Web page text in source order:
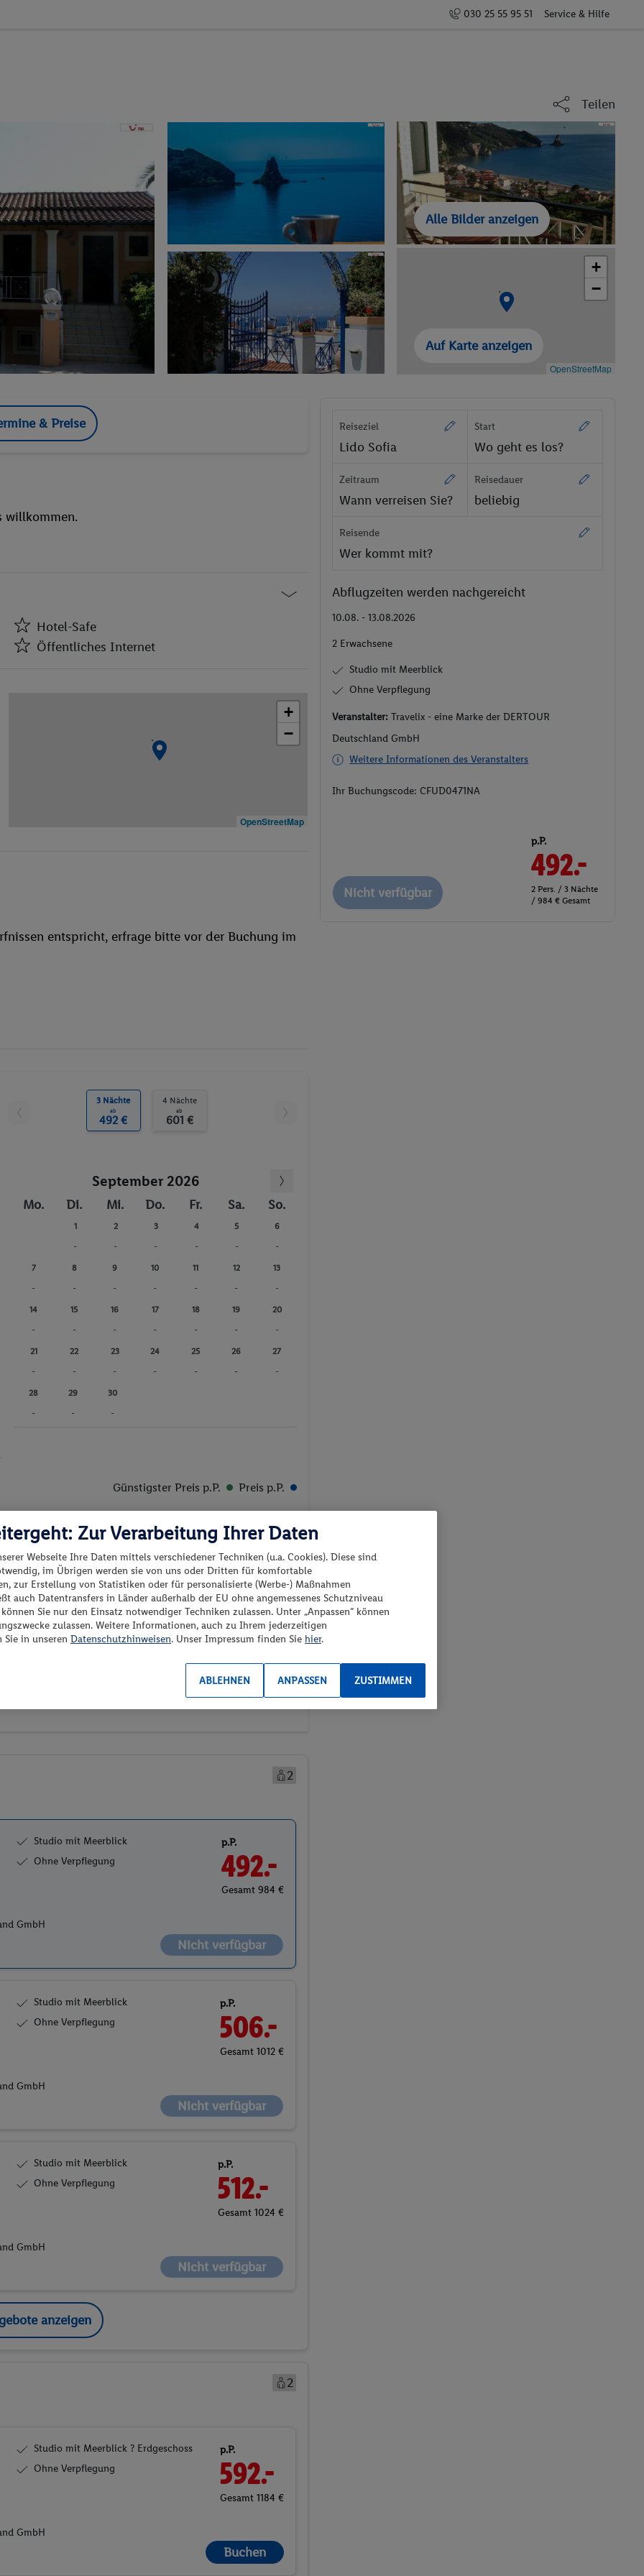
030 25 55 95 51 Service & Hilfe
Teilen
Alle Bilder anzeigen
+
−
OpenStreetMap
Auf Karte anzeigen
& Preise
willkommen.
Hotel-Safe
Öffentliches Internet
+
−
OpenStreetMap
entspricht, erfrage bitte vor der Buchung im
3 Nächte
ab
492 €
4 Nächte
ab
601 €
September 2026
Mo. Di. Mi. Do. Fr. Sa. So.
1
-
2
-
3
-
4
-
5
-
6
-
7
-
8
-
9
-
10
-
11
-
12
-
13
-
14
-
15
-
16
-
17
-
18
-
19
-
20
-
21
-
22
-
23
-
24
-
25
-
26
-
27
-
28
-
29
-
30
-
Günstigster Preis p.P. Preis p.P.
los?
2
Studio mit Meerblick
Ohne Verpflegung
p.P.
492.-
Gesamt 984 €
GmbH
Nicht verfügbar
Studio mit Meerblick
Ohne Verpflegung
p.P.
506.-
Gesamt 1012 €
GmbH
Nicht verfügbar
Studio mit Meerblick
Ohne Verpflegung
p.P.
512.-
Gesamt 1024 €
GmbH
Nicht verfügbar
anzeigen
2
Studio mit Meerblick ? Erdgeschoss
Ohne Verpflegung
p.P.
592.-
Gesamt 1184 €
GmbH
Buchen
Reiseziel
Lido Sofia
Start
Wo geht es los?
Zeitraum
Wann verreisen Sie?
Reisedauer
beliebig
Reisende
Wer kommt mit?
Abflugzeiten werden nachgereicht
10.08. - 13.08.2026
2 Erwachsene
Studio mit Meerblick
Ohne Verpflegung
Veranstalter:Travelix - eine Marke der DERTOUR
Deutschland GmbH
Weitere Informationen des Veranstalters
Ihr Buchungscode: CFUD0471NA
Nicht verfügbar
p.P.
492.-
2 Pers. / 3 Nächte
/ 984 € Gesamt
Zur Verarbeitung Ihrer Daten
Webseite Ihre Daten mittels verschiedener Techniken (u.a. Cookies). Diese sind
im Übrigen werden sie von uns oder Dritten für komfortable
zur Erstellung von Statistiken oder für personalisierte (Werbe-) Maßnahmen
auch Datentransfers in Länder außerhalb der EU ohne angemessenes Schutzniveau
Sie nur den Einsatz notwendiger Techniken zulassen. Unter „Anpassen“ können
zulassen. Weitere Informationen, auch zu Ihrem jederzeitigen
in unseren Datenschutzhinweisen. Unser Impressum finden Sie hier.
ZUSTIMMEN
ANPASSEN
ABLEHNEN